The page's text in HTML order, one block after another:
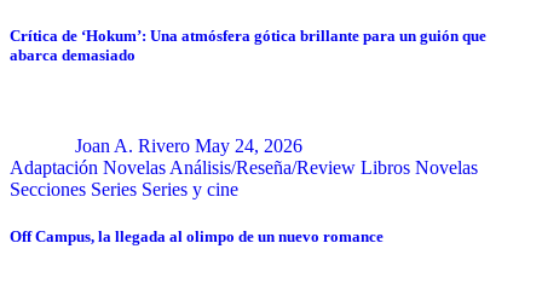
Crítica de ‘Hokum’: Una atmósfera gótica brillante para un guión que
abarca demasiado
Joan A. Rivero May 24, 2026
Adaptación Novelas Análisis/Reseña/Review Libros Novelas
Secciones Series Series y cine
Off Campus, la llegada al olimpo de un nuevo romance